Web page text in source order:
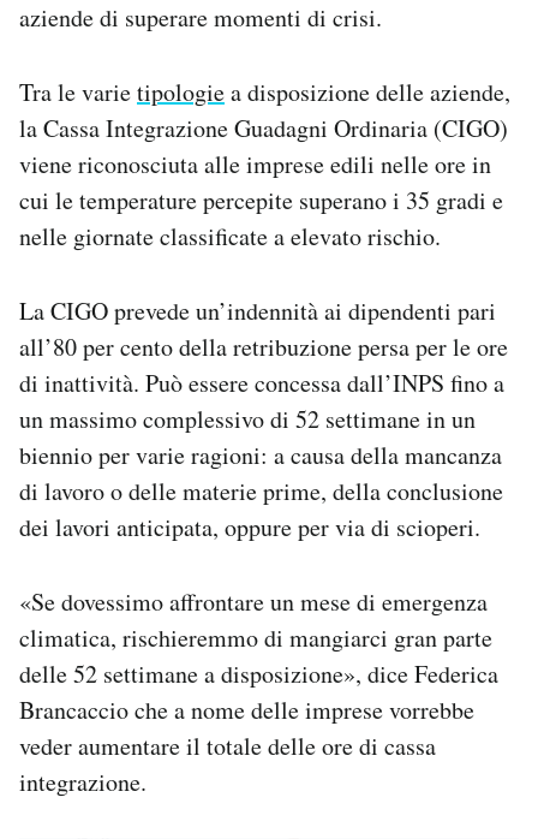
aziende di superare momenti di crisi.
Tra le varietipologiea disposizione delle aziende,
la Cassa Integrazione Guadagni Ordinaria (CIGO)
viene riconosciuta alle imprese edili nelle ore in
cui le temperature percepite superano i 35 gradi e
nelle giornate classificate a elevato rischio.
La CIGO prevede un’indennità ai dipendenti pari
all’80 per cento della retribuzione persa per le ore
di inattività. Può essere concessa dall’INPS fino a
un massimo complessivo di 52 settimane in un
biennio per varie ragioni: a causa della mancanza
di lavoro o delle materie prime, della conclusione
dei lavori anticipata, oppure per via di scioperi.
«Se dovessimo affrontare un mese di emergenza
climatica, rischieremmo di mangiarci gran parte
delle 52 settimane a disposizione», dice Federica
Brancaccio che a nome delle imprese vorrebbe
veder aumentare il totale delle ore di cassa
integrazione.